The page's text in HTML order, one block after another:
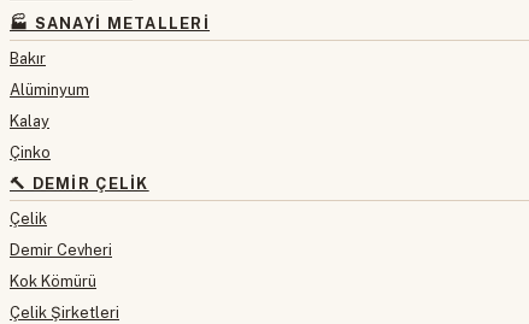
🏭 SANAYI METALLERI
Bakır
Alüminyum
Kalay
Çinko
🔨 DEMIR ÇELIK
Çelik
Demir Cevheri
Kok Kömürü
Çelik Şirketleri